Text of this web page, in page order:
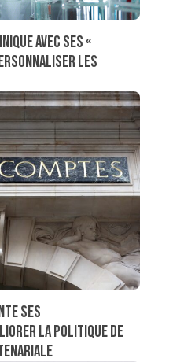
avec ses «
les
ses
la politique de